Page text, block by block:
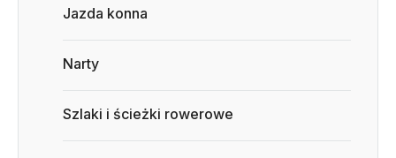
Jazda konna
Narty
Szlaki i ścieżki rowerowe